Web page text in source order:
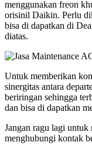
menggunakan freon
orisinil Daikin. Perlu
bisa di dapatkan di
diatas.
Untuk memberikan
sinergitas antara
beriringan sehingga
dan bisa di dapatkan
Jangan ragu lagi untuk
menghubungi kontak